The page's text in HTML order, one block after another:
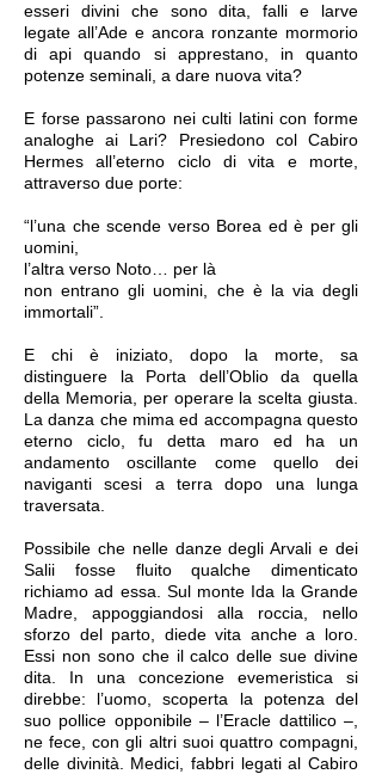
esseri divini che sono dita, falli e larve
legate all’Ade e ancora ronzante mormorio
di api quando si apprestano, in quanto
potenze seminali, a dare nuova vita?
E forse passarono nei culti latini con forme
analoghe ai Lari? Presiedono col Cabiro
Hermes all’eterno ciclo di vita e morte,
attraverso due porte:
“l’una che scende verso Borea ed è per gli
uomini,
l’altra verso Noto… per là
non entrano gli uomini, che è la via degli
immortali”.
E chi è iniziato, dopo la morte, sa
distinguere la Porta dell’Oblio da quella
della Memoria, per operare la scelta giusta.
La danza che mima ed accompagna questo
eterno ciclo, fu detta maro ed ha un
andamento oscillante come quello dei
naviganti scesi a terra dopo una lunga
traversata.
Possibile che nelle danze degli Arvali e dei
Salii fosse fluito qualche dimenticato
richiamo ad essa. Sul monte Ida la Grande
Madre, appoggiandosi alla roccia, nello
sforzo del parto, diede vita anche a loro.
Essi non sono che il calco delle sue divine
dita. In una concezione evemeristica si
direbbe: l’uomo, scoperta la potenza del
suo pollice opponibile – l’Eracle dattilico –,
ne fece, con gli altri suoi quattro compagni,
delle divinità. Medici, fabbri legati al Cabiro